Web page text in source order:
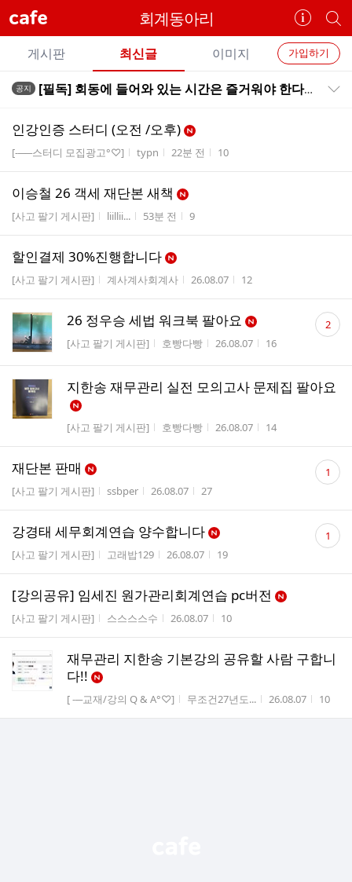
cafe 회계동아리
카
페
정
보
보
기
개
별
카
페
검
카
페
메
뉴
가입하기
게시판 최신글 이미지
전
글
트
공지 [필독] 회동에 들어와 있는 시간은 즐거워야 한다고 생각합니다. ------
인강인증 스터디 (오전 /오후)
게시판명
[-──스터디 모집광고°♡] 작성자
typn 작성시간
22분 전 조회수
10
이승철 26 객세 재단본 새책
게시판명
[사고 팔기 게시판] 작성자
liillii... 작성시간
53분 전 조회수
9
할인결제 30%진행합니다
게시판명
[사고 팔기 게시판] 작성자
계사계사회계사 작성시간
26.08.07 조회수
12
26 정우승 세법 워크북 팔아요
게시판명
[사고 팔기 게시판] 작성자
호빵다빵 작성시간
26.08.07 조회수
16
댓
글 2
지한송 재무관리 실전 모의고사 문제집 팔아요
게시판명
[사고 팔기 게시판] 작성자
호빵다빵 작성시간
26.08.07 조회수
14
재단본 판매
게시판명
[사고 팔기 게시판] 작성자
ssbper 작성시간
26.08.07 조회수
27
댓
글 1
강경태 세무회계연습 양수합니다
게시판명
[사고 팔기 게시판] 작성자
고래밥129 작성시간
26.08.07 조회수
19
댓
글 1
[강의공유] 임세진 원가관리회계연습 pc버전
게시판명
[사고 팔기 게시판] 작성자
스스스스수 작성시간
26.08.07 조회수
10
재무관리 지한송 기본강의 공유할 사람 구합니
다!!
게시판명
[ -─교재/강의 Q & A°♡] 작성자
무조건27년도... 작성시간
26.08.07 조회수
10